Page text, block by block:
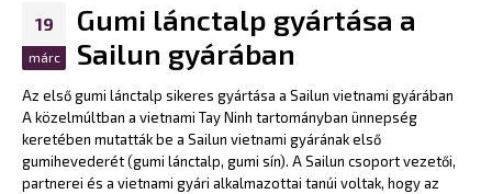
19
márc
Gumi lánctalp gyártása a
Sailun gyárában
Az első gumi lánctalp sikeres gyártása a Sailun vietnami gyárában
A közelmúltban a vietnami Tay Ninh tartományban ünnepség
keretében mutatták be a Sailun vietnami gyárának első
gumihevederét (gumi lánctalp, gumi sín). A Sailun csoport vezetői,
partnerei és a vietnami gyári alkalmazottai tanúi voltak, hogy az